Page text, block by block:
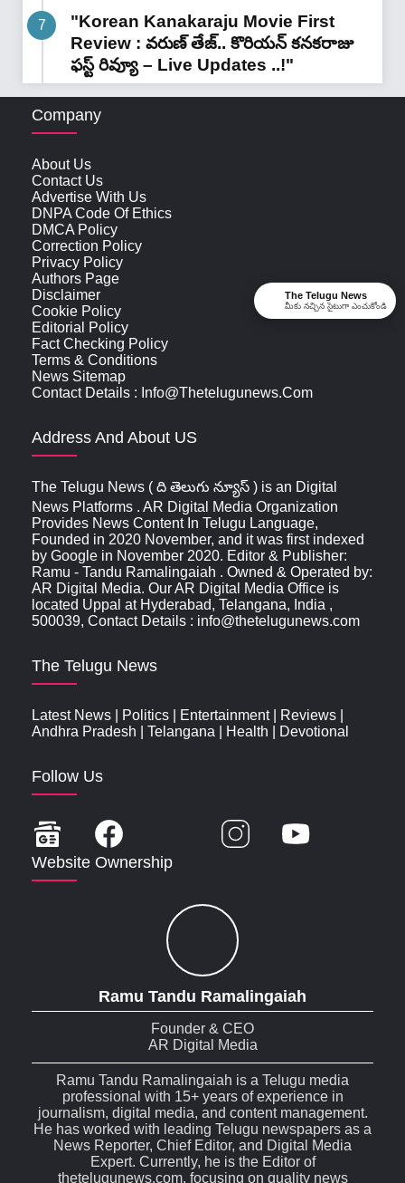
"Korean Kanakaraju Movie First
Review : వరుణ్ తేజ్.. కొరియన్ కనకరాజు
ఫస్ట్ రివ్యూ – Live Updates ..!"
Company
About Us
Contact Us
Advertise With Us
DNPA Code Of Ethics
DMCA Policy
Correction Policy
Privacy Policy
Authors Page
Disclaimer
Cookie Policy
Editorial Policy
Fact Checking Policy
Terms & Conditions
News Sitemap
Contact Details : Info@thetelugunews.com
Address And About US
The Telugu News ( ది తెలుగు న్యూస్‌ ) is an Digital
News Platforms . AR Digital Media Organization
Provides News Content In Telugu Language,
Founded in 2020 November, and it was first indexed
by Google in November 2020. Editor & Publisher:
Ramu - Tandu Ramalingaiah . Owned & Operated by:
AR Digital Media. Our AR Digital Media Office is
located Uppal at Hyderabad, Telangana, India ,
500039, Contact Details : info@thetelugunews.com
The Telugu News
Latest News Politics Entertainment| Reviews
Andhra Pradesh
Telangana Health Devotional
Follow Us
Website Ownership
Ramu Tandu Ramalingaiah
Founder & CEO
AR Digital Media
Ramu Tandu Ramalingaiah is a Telugu media
professional with 15+ years of experience in
journalism, digital media, and content management.
He has worked with leading Telugu newspapers as a
News Reporter, Chief Editor, and Digital Media
Expert. Currently, he is the Editor of
thetelugunews.com, focusing on quality news
The Telugu News
మీకు నచ్చిన సైటుగా ఎంచుకోండి